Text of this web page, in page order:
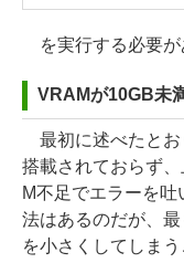
を実行する必要が
VRAMが10GB未
最初に述べたとお
搭載されておらず
M不足でエラーを
法はあるのだが、
を小さくしてしまう